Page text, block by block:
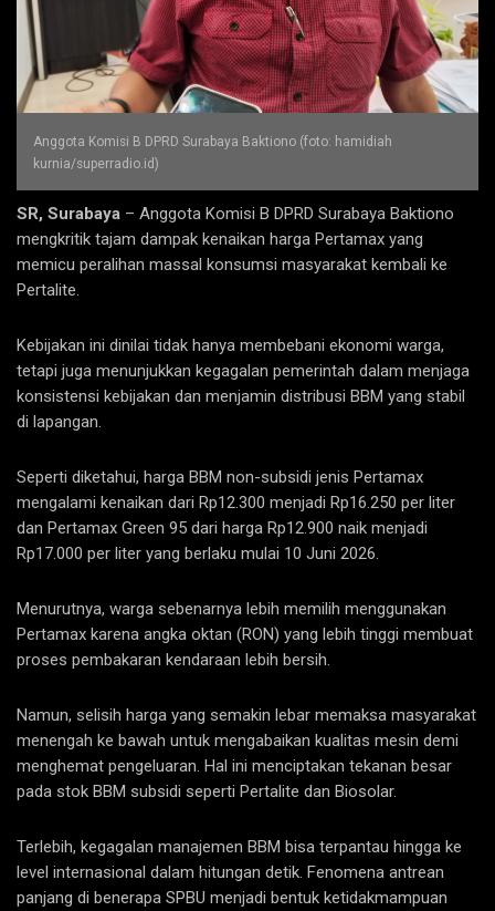
Anggota Komisi B DPRD Surabaya Baktiono (foto: hamidiah
kurnia/superradio.id)
SR, Surabaya – Anggota Komisi B DPRD Surabaya Baktiono
mengkritik tajam dampak kenaikan harga Pertamax yang
memicu peralihan massal konsumsi masyarakat kembali ke
Pertalite.
Kebijakan ini dinilai tidak hanya membebani ekonomi warga,
tetapi juga menunjukkan kegagalan pemerintah dalam menjaga
konsistensi kebijakan dan menjamin distribusi BBM yang stabil
di lapangan.
Seperti diketahui, harga BBM non-subsidi jenis Pertamax
mengalami kenaikan dari Rp12.300 menjadi Rp16.250 per liter
dan Pertamax Green 95 dari harga Rp12.900 naik menjadi
Rp17.000 per liter yang berlaku mulai 10 Juni 2026.
Menurutnya, warga sebenarnya lebih memilih menggunakan
Pertamax karena angka oktan (RON) yang lebih tinggi membuat
proses pembakaran kendaraan lebih bersih.
Namun, selisih harga yang semakin lebar memaksa masyarakat
menengah ke bawah untuk mengabaikan kualitas mesin demi
menghemat pengeluaran. Hal ini menciptakan tekanan besar
pada stok BBM subsidi seperti Pertalite dan Biosolar.
Terlebih, kegagalan manajemen BBM bisa terpantau hingga ke
level internasional dalam hitungan detik. Fenomena antrean
panjang di benerapa SPBU menjadi bentuk ketidakmampuan